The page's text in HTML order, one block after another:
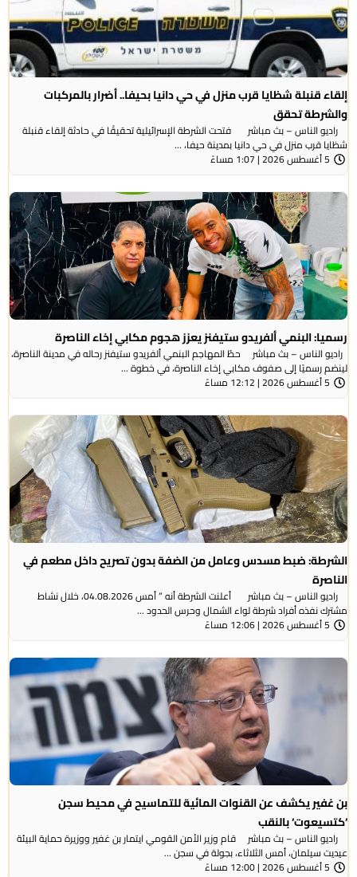
إلقاء قنبلة شظايا قرب منزل في حي دانيا بحيفا.. أضرار بالمركبات
والشرطة تحقق
راديو الناس – بث مباشر فتحت الشرطة الإسرائيلية تحقيقًا في حادثة إلقاء قنبلة
شظايا قرب منزل في حي دانيا بمدينة حيفا، ...
5 أغسطس 2026 | 1:07 مساءً
رسميا: البنمي ألفريدو ستيفنز يعزز هجوم مكابي إخاء الناصرة
راديو الناس – بث مباشر حطّ المهاجم البنمي ألفريدو ستيفنز رحاله في مدينة الناصرة،
لينضم رسميًا إلى صفوف مكابي إخاء الناصرة، في خطوة ...
5 أغسطس 2026 | 12:12 مساءً
الشرطة: ضبط مسدس وعامل من الضفة بدون تصريح داخل مطعم في
الناصرة
راديو الناس – بث مباشر أعلنت الشرطة أنه ” أمس 04.08.2026، خلال نشاط
مشترك نفذه أفراد شرطة لواء الشمال وحرس الحدود ...
5 أغسطس 2026 | 12:06 مساءً
بن غفير يكشف عن القنوات المائية للتماسيح في محيط سجن
‘كتسيعوت‘ بالنقب
راديو الناس – بث مباشر قام وزير الأمن القومي ايتمار بن غفير ووزيرة حماية البيئة
عيديت سيلمان، أمس الثلاثاء، بجولة في سجن ...
5 أغسطس 2026 | 12:00 مساءً